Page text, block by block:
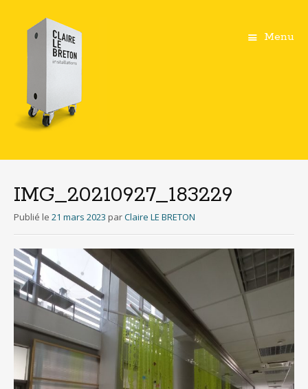
Menu
principal
IMG_20210927_183229
Publié le 21 mars 2023 parClaire LE BRETON